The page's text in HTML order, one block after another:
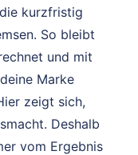
kurzfristig
So bleibt
und mit
Marke
zeigt sich,
Deshalb
vom Ergebnis